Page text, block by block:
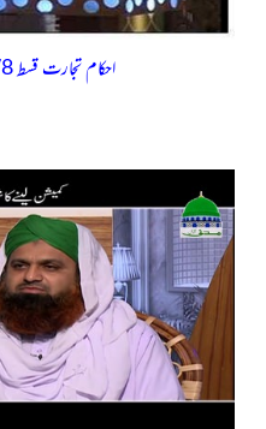
احکام تجارت قسط 78 - کمیشن اوربروکری